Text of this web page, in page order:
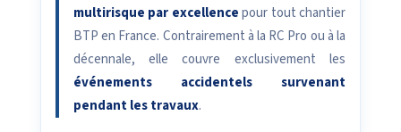
multirisque par excellencepour tout chantier
BTP en France. Contrairement à la RC Pro ou à la
décennale, elle couvre exclusivement les
événements accidentels survenant
pendant les travaux.